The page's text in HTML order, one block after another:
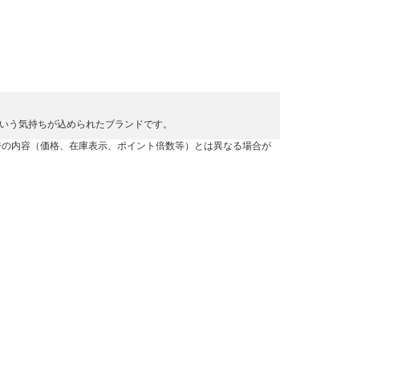
う気持ちが込められたブランドです。
内容（価格、在庫表示、ポイント倍数等）とは異なる場合が